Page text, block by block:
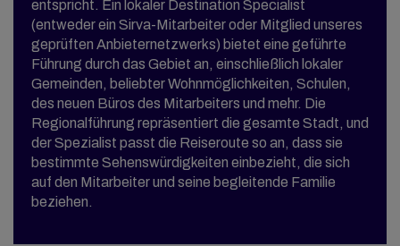
entspricht. Ein lokaler Destination Specialist
(entweder ein Sirva-Mitarbeiter oder Mitglied unseres
geprüften Anbieternetzwerks) bietet eine geführte
Führung durch das Gebiet an, einschließlich lokaler
Gemeinden, beliebter Wohnmöglichkeiten, Schulen,
des neuen Büros des Mitarbeiters und mehr. Die
Regionalführung repräsentiert die gesamte Stadt, und
der Spezialist passt die Reiseroute so an, dass sie
bestimmte Sehenswürdigkeiten einbezieht, die sich
auf den Mitarbeiter und seine begleitende Familie
beziehen.